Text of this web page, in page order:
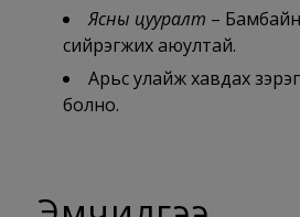
Ясны цууралт – Бамбайн
сийрэгжих аюултай.
Арьс улайж хавдах зэрэг
болно.